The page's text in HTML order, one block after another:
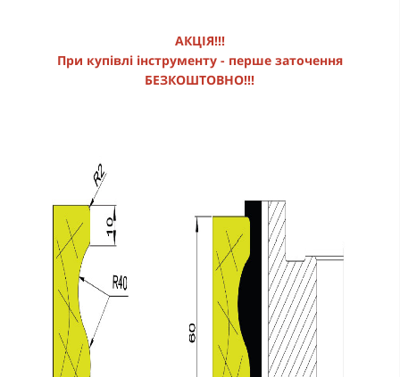
АКЦІЯ!!!
При купівлі інструменту - перше заточення
БЕЗКОШТОВНО!!!